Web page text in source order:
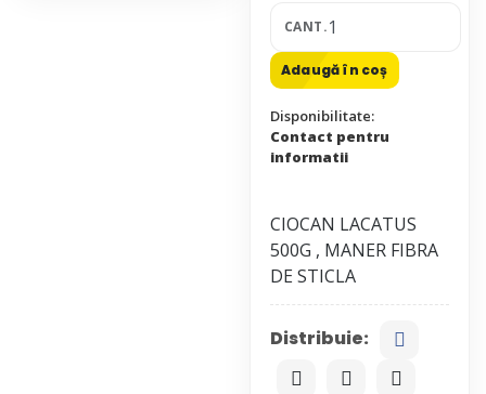
CANT.
Adaugă în coș
Disponibilitate:
Contact pentru
informatii
CIOCAN LACATUS
500G , MANER FIBRA
Distribuie: